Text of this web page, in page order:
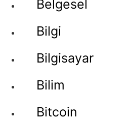
Belgesel
Bilgi
Bilgisayar
Bilim
Bitcoin